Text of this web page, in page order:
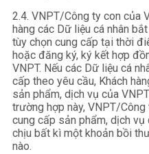
2.4. VNPT/Công ty con của
hàng các Dữ liệu cá nhân
tùy chọn cung cấp tại thời
hoặc đăng ký, ký kết hợp
VNPT. Nếu các Dữ liệu cá
cấp theo yêu cầu, Khách
sản phẩm, dịch vụ của
trường hợp này, VNPT/
cung cấp sản phẩm, dịch vụ
chịu bất kì một khoản bồi
nào.